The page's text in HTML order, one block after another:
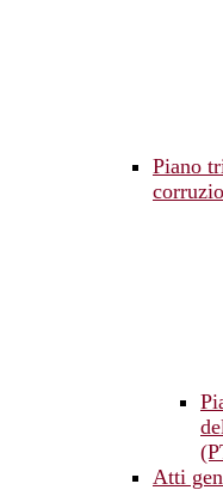
Piano
Atti